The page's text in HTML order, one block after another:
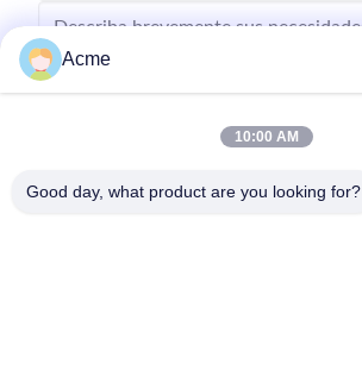
Acme
10:00 AM
Good day, what product are you looking for?